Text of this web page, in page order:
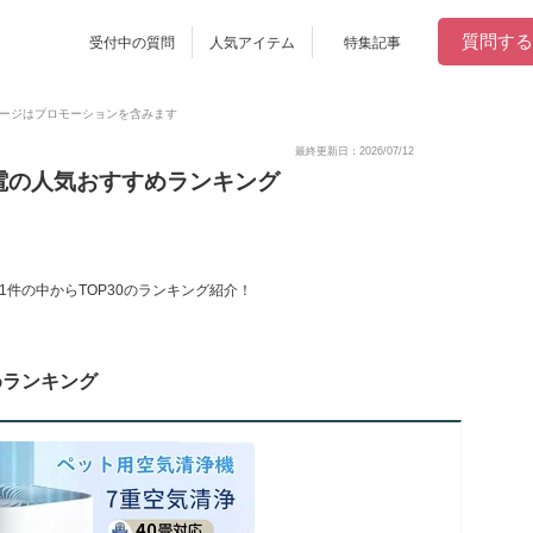
受付中の質問 人気アイテム 特集記事 質問する
ジはプロモーションを含みます
最終更新日：2026/07/12
人気おすすめランキング
の中からTOP30のランキング紹介！
ンキング